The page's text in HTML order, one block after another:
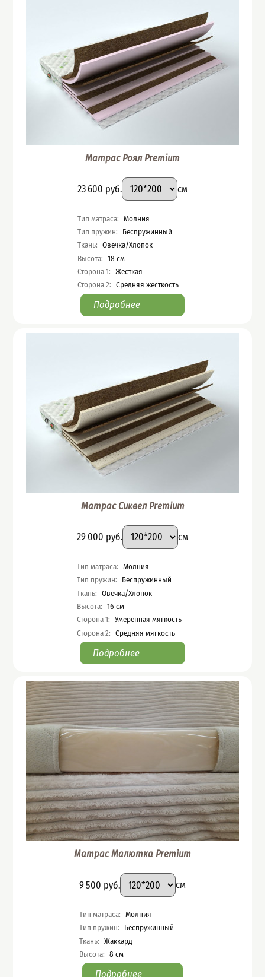
Матрас Роял Premium
Цена
23 600 руб.
Подобрать вариант
Размер:
см
Характеристики
Тип матраса:
Молния
Тип пружин:
Беспружинный
Ткань:
Овечка/Хлопок
Высота: 18 см
Сторона 1:
Жесткая
Сторона 2: Средняя жесткость
Подробнее
Матрас Сиквел Premium
Цена
29 000 руб.
Подобрать вариант
Размер:
см
Характеристики
Тип матраса:
Молния
Тип пружин:
Беспружинный
Ткань:
Овечка/Хлопок
Высота: 16 см
Сторона 1:
Умеренная мягкость
Сторона 2: Средняя мягкость
Подробнее
Матрас Малютка Premium
Цена
9 500 руб.
Подобрать вариант
Размер:
см
Характеристики
Тип матраса:
Молния
Тип пружин:
Беспружинный
Ткань:
Жаккард
Высота: 8 см
Подробнее